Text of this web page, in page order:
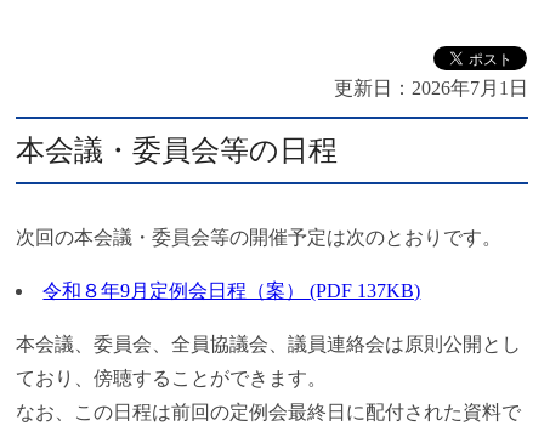
更新日： 2026年7月1日
本会議・委員会等の日程
次回の本会議・委員会等の開催予定は次のとおりです。
令和８年9月定例会日程（案） (PDF 137KB)
本会議、委員会、全員協議会、議員連絡会は原則公開とし
ており、傍聴することができます。
なお、この日程は前回の定例会最終日に配付された資料で